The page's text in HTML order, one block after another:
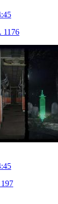
1176